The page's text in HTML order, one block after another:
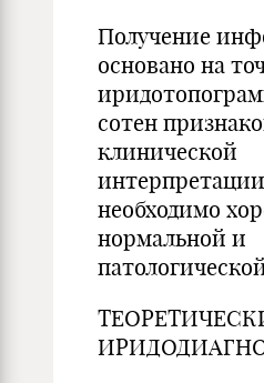
Получение
основано на
сотен
клинической
необходимо
нормальной и